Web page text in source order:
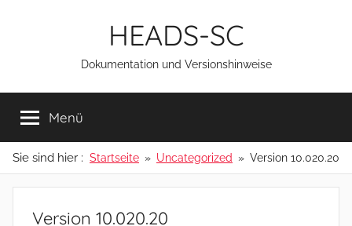
HEADS-SC
Dokumentation und Versionshinweise
Menü
Sie sind hier : Startseite Uncategorized Version 10.020.20
Version 10.020.20